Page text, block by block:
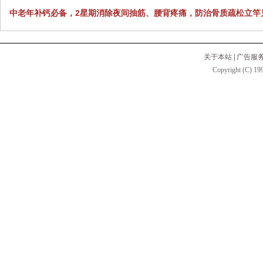
中老年补钙必备，2星期消除夜间抽筋、腰背疼痛，防治骨质疏松立竿
关于本站
广告服
Copyright (C)